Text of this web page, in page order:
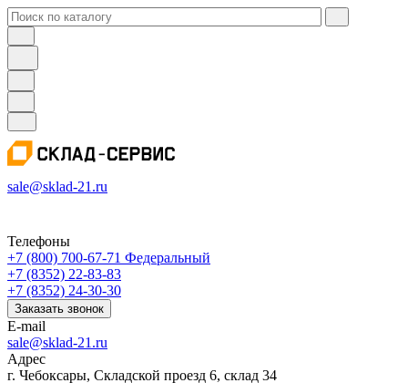
sale@sklad-21.ru
Телефоны
+7 (800) 700-67-71 Федеральный
+7 (8352) 22-83-83
+7 (8352) 24-30-30
Заказать звонок
E-mail
sale@sklad-21.ru
Адрес
г. Чебоксары, Складской проезд 6, склад 34